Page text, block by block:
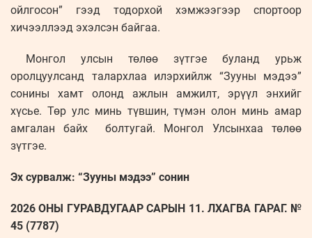
ойлгосон” гээд тодорхой хэмжээгээр спортоор
хичээллээд эхэлсэн байгаа.
Монгол улсын төлөө зүтгэе буланд урьж
оролцуулсанд талархлаа илэрхийлж “Зууны мэдээ”
сонины хамт олонд ажлын амжилт, эрүүл энхийг
хүсье. Төр улс минь түвшин, түмэн олон минь амар
амгалан байх болтугай. Монгол Улсынхаа төлөө
зүтгэе.
Эх сурвалж: “Зууны мэдээ” сонин
2026 ОНЫ ГУРАВДУГААР САРЫН 11. ЛХАГВА ГАРАГ. №
45 (7787)